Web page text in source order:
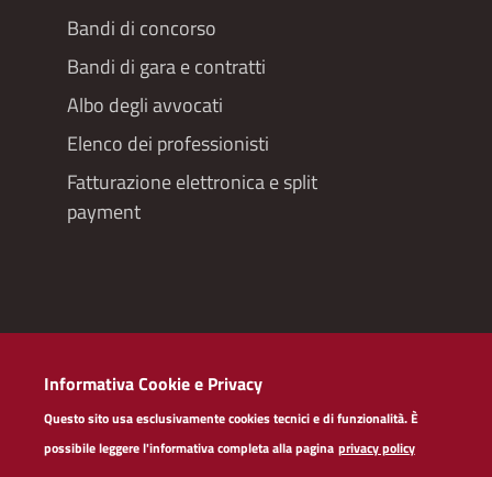
Bandi di concorso
Bandi di gara e contratti
Albo degli avvocati
Elenco dei professionisti
Fatturazione elettronica e split
payment
Redazioneweb
Dichiarazione di accessibilità
Privacy policy servizi web
Informativa Cookie e Privacy
Questo sito usa esclusivamente cookies tecnici e di funzionalità. È
possibile leggere l'informativa completa alla pagina privacy policy